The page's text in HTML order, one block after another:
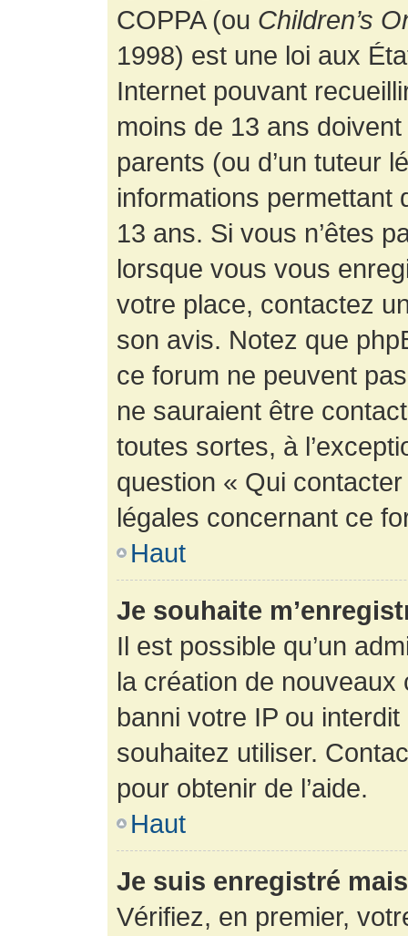
COPPA (ou Children’s
1998) est une loi aux
Internet pouvant
moins de 13 ans
parents (ou d’un tuteur
informations permettant
13 ans. Si vous n’êtes
lorsque vous vous
votre place, contactez
son avis. Notez que
ce forum ne peuvent
ne sauraient être
toutes sortes, à
question « Qui
légales concernant ce
Haut
Je souhaite
Il est possible qu’un
la création de
banni votre IP ou
souhaitez utiliser.
pour obtenir de l’aide.
Haut
Je suis enregistré
Vérifiez, en premier,